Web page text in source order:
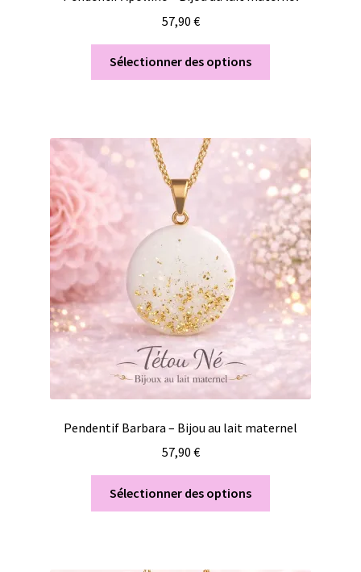
57,90 €
Sélectionner des options
Pendentif Barbara – Bijou au lait maternel
57,90 €
Sélectionner des options